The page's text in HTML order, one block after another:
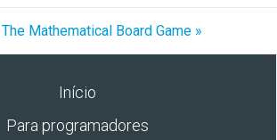
Mathematical Board Game »
Início
Para programadores